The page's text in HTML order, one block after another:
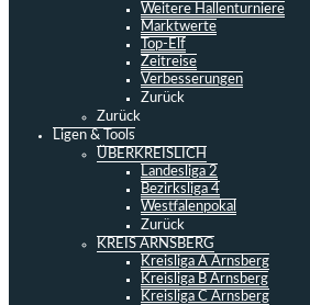
Weitere Hallenturniere
Marktwerte
Top-Elf
Zeitreise
Verbesserungen
Zurück
Zurück
Ligen & Tools
ÜBERKREISLICH
Landesliga 2
Bezirksliga 4
Westfalenpokal
Zurück
KREIS ARNSBERG
Kreisliga A Arnsberg
Kreisliga B Arnsberg
Kreisliga C Arnsberg